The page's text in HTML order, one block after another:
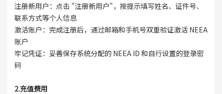
注册新用户：点击 "注册新用户"，按提示填写姓名、证件号、
联系方式等个人信息
激活账户：完成注册后，通过邮箱和手机号双重验证激活 NEEA
账户
牢记凭证：妥善保存系统分配的 NEEA ID 和自行设置的登录密
码
2.充值费用